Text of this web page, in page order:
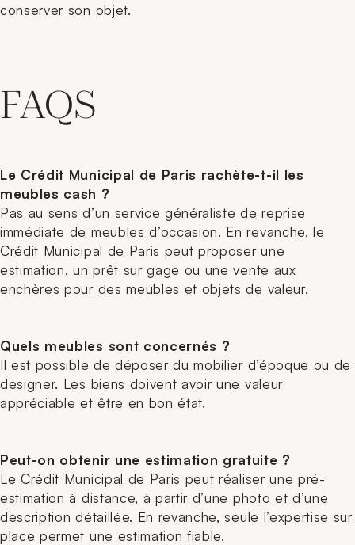
conserver son objet.
FAQS
Le Crédit Municipal de Paris rachète-t-il les
meubles cash ?
Pas au sens d’un service généraliste de reprise
immédiate de meubles d’occasion. En revanche, le
Crédit Municipal de Paris peut proposer une
estimation, un prêt sur gage ou une vente aux
enchères pour des meubles et objets de valeur.
Quels meubles sont concernés ?
Il est possible de déposer du mobilier d’époque ou de
designer. Les biens doivent avoir une valeur
appréciable et être en bon état.
Peut-on obtenir une estimation gratuite ?
Le Crédit Municipal de Paris peut réaliser une pré-
estimation à distance, à partir d’une photo et d’une
description détaillée. En revanche, seule l’expertise sur
place permet une estimation fiable.